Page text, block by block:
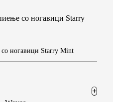
со ногавици Starry Mint